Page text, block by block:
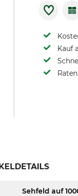
Kauf
Sehfeld auf